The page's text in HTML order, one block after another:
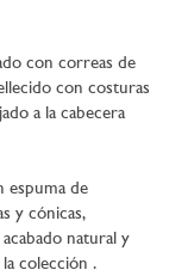
con correas de
con costuras
a la cabecera
espuma de
y cónicas,
natural y
colección .